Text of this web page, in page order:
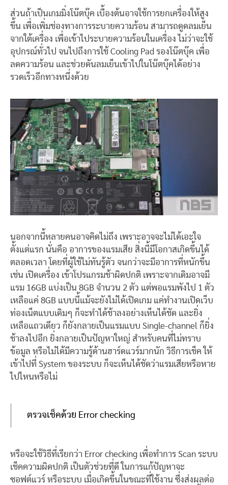
ส่วนถ้าเป็นเกมมิ่งโน๊ตบุ๊ค เบื้องต้นอาจใช้การยกเครื่องให้สูง
ขึ้น เพื่อเพิ่มช่องทางการระบายความร้อน สามารถดูดลมเย็น
จากใต้เครื่อง เพื่อเข้าไประบายความร้อนในเครื่อง ไม่ว่าจะใช้
อุปกรณ์ทั่วไป จนไปถึงการใช้ Cooling Pad รองโน๊ตบุ๊ค เพื่อ
ลดความร้อน และช่วยดันลมเย็นเข้าไปในโน๊ตบุ๊คได้อย่าง
รวดเร็วอีกทางหนึ่งด้วย
นอกจากนี้หลายคนอาจคิดไม่ถึง เพราะอาจจะไม่ได้เอะใจ
ตั้งแต่แรก นั่นคือ อาการของแรมเสีย สิ่งนี้มีโอกาสเกิดขึ้นได้
ตลอดเวลา โดยที่ผู้ใช้ไม่ทันรู้ตัว จนกว่าจะมีอาการที่หนักขึ้น
เช่น เปิดเครื่อง เข้าโปรแกรมช้าผิดปกติ เพราะจากเดิมอาจมี
แรม 16GB แบ่งเป็น 8GB จำนวน 2 ตัว แต่พอแรมพังไป 1 ตัว
เหลือแค่ 8GB แบบนี้แม้จะยังไม่ได้เปิดเกม แค่ทำงานเปิดเว็บ
ท่องเน็ตแบบเดิมๆ ก็จะทำได้ช้าลงอย่างเห็นได้ชัด และยิ่ง
เหลือแถวเดียว ก็ยังกลายเป็นแรมแบบ Single-channel ก็ยิ่ง
ช้าลงไปอีก ยิ่งกลายเป็นปัญหาใหญ่ สำหรับคนที่ไม่ทราบ
ข้อมูล หรือไม่ได้มีความรู้ด้านฮาร์ดแวร์มากนัก วิธีการเช็ค ให้
เข้าไปที่ System ของระบบ ก็จะเห็นได้ชัดว่าแรมเสียหรือหาย
ไปไหนหรือไม่
ตรวจเช็คด้วย Error checking
หรือจะใช้วิธีที่เรียกว่า Error checking เพื่อทำการ Scan ระบบ
เช็คความผิดปกติ เป็นตัวช่วยที่ดี ในการแก้ปัญหาจะ
ซอฟต์แวร์ หรือระบบ เมื่อเกิดขึ้นในขณะที่ใช้งาน ซึ่งส่งผลต่อ